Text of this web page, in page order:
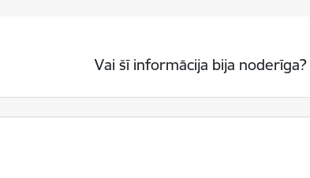
Vai šī informācija bija noderīga?